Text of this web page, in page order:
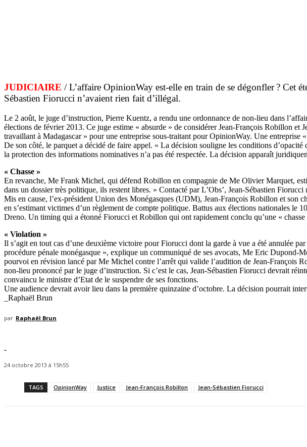
JUDICIAIRE / L’affaire OpinionWay est-elle en train de se dégonfler ? Cet
Sébastien Fiorucci n’avaient rien fait d’illégal.
Le 2 août, le juge d’instruction, Pierre Kuentz, a rendu une ordonnance de non-lieu dans
élections de février 2013. Ce juge estime « absurde » de considérer Jean-François Robillon et
travaillant à Madagascar » pour une entreprise sous-traitant pour OpinionWay. Une
De son côté, le parquet a décidé de faire appel. « La décision souligne les conditions d’opacité
la protection des informations nominatives n’a pas été respectée. La décision apparaît
« Chasse »
En revanche, Me Frank Michel, qui défend Robillon en compagnie de Me Olivier Marquet,
dans un dossier très politique, ils restent libres. » Contacté par L’Obs’, Jean-Sébastien
Mis en cause, l’ex-président Union des Monégasques (UDM), Jean-François Robillon et son
en s’estimant victimes d’un règlement de compte politique. Battus aux élections nationales
Dreno. Un timing qui a étonné Fiorucci et Robillon qui ont rapidement conclu qu’une «
« Violation »
Il s’agit en tout cas d’une deuxième victoire pour Fiorucci dont la garde à vue a été annulée
procédure pénale monégasque », explique un communiqué de ses avocats, Me Eric
pourvoi en révision lancé par Me Michel contre l’arrêt qui valide l’audition de Jean-François
non-lieu prononcé par le juge d’instruction. Si c’est le cas, Jean-Sébastien Fiorucci devrait
convaincu le ministre d’Etat de le suspendre de ses fonctions.
Une audience devrait avoir lieu dans la première quinzaine d’octobre. La décision pourrait
_Raphaël Brun
par Raphaël Brun
-
24 octobre 2013 à 15h55
TAGS OpinionWay Justice Jean-François Robillon Jean-Sébastien Fiorucci